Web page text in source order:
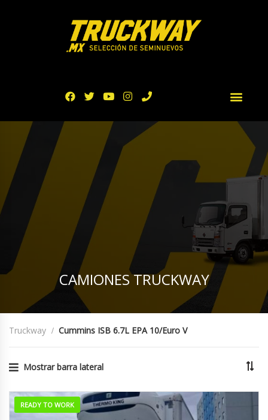
CAMIONES TRUCKWAY
Truckway Cummins ISB 6.7L EPA 10/Euro V
Mostrar barra lateral
READY TO WORK